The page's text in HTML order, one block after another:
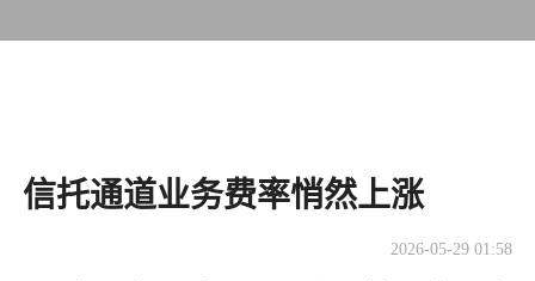
信托通道业务费率悄然上涨
2026-05-29 01:58